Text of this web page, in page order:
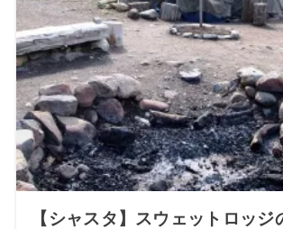
【シャスタ】スウェットロッジ